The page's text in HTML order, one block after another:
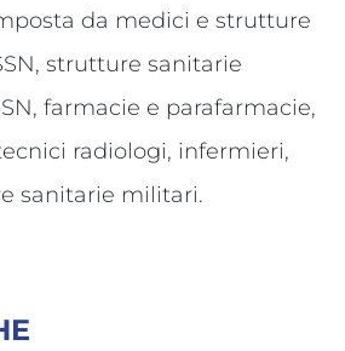
da medici e strutture
strutture sanitarie
farmacie e parafarmacie,
radiologi, infermieri,
sanitarie militari.